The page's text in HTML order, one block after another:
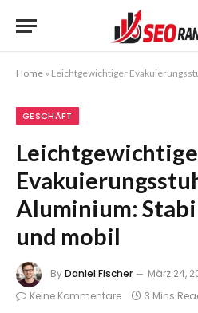
Home » Leichtgewichtiger Evakuierungsstuhl
GESCHÄFT
Aluminium:
und mobil
ByDaniel Fischer
März 24,
Keine Kommentare
3 Mins